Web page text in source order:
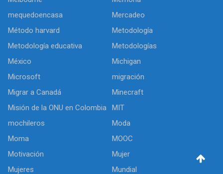
mequedoencasa
Mercadeo
Método harvard
Metodología
Metodología educativa
Metodologías
México
Michigan
Microsoft
migración
Migrar a Canadá
Minecraft
Misión de la ONU en Colombia
MIT
mochileros
Moda
Moma
MOOC
Motivación
Mujer
Mujeres
Mundial